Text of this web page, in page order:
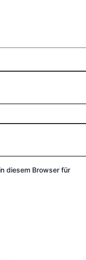
diesem Browser für